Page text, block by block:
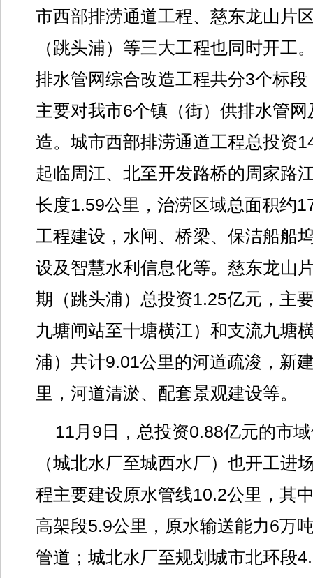
市西部排涝通道工程、慈东龙山片
（跳头浦）等三大工程也同时开工
排水管网综合改造工程共分3个标
主要对我市6个镇（街）供排水管
造。城市西部排涝通道工程总投资
起临周江、北至开发路桥的周家路
长度1.59公里，治涝区域总面积约
工程建设，水闸、桥梁、保洁船船
设及智慧水利信息化等。慈东龙山
期（跳头浦）总投资1.25亿元，主
九塘闸站至十塘横江）和支流九塘
浦）共计9.01公里的河道疏浚，新
里，河道清淤、配套景观建设等。
11月9日，总投资0.88亿元的市
（城北水厂至城西水厂）也开工进
程主要建设原水管线10.2公里，其
高架段5.9公里，原水输送能力6万
管道；城北水厂至规划城市北环段